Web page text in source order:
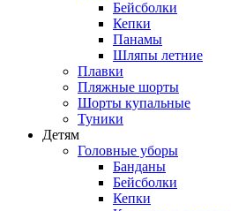
Бейсболки
Кепки
Панамы
Шляпы летние
Плавки
Пляжные шорты
Шорты купальные
Туники
Детям
Головные уборы
Банданы
Бейсболки
Кепки